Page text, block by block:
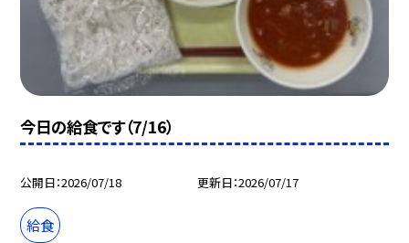
今日の給食です（7/16）
公開日 2026/07/18 更新日 2026/07/17
給食